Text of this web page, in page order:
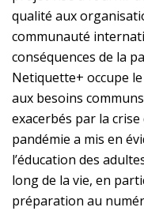
qualité aux
communauté
conséquences de la
Netiquette+ occupe
aux besoins
exacerbés par la
pandémie a mis en
l’éducation des
long de la vie, en
préparation au